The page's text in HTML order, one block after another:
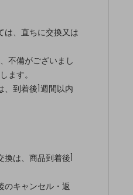
は、直ちに交換又は
不備がございまし
ます。
、到着後1週間以内
は、商品到着後1
のキャンセル・返